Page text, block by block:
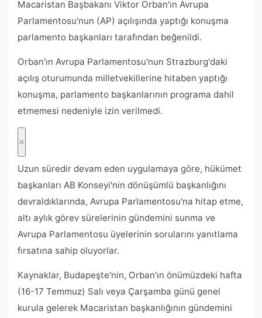
Macaristan Başbakanı Viktor Orban'ın Avrupa
Parlamentosu'nun (AP) açılışında yaptığı konuşma
parlamento başkanları tarafından beğenildi.
Orban'ın Avrupa Parlamentosu'nun Strazburg'daki
açılış oturumunda milletvekillerine hitaben yaptığı
konuşma, parlamento başkanlarının programa dahil
etmemesi nedeniyle izin verilmedi.
Uzun süredir devam eden uygulamaya göre, hükümet
başkanları AB Konseyi'nin dönüşümlü başkanlığını
devraldıklarında, Avrupa Parlamentosu'na hitap etme,
altı aylık görev sürelerinin gündemini sunma ve
Avrupa Parlamentosu üyelerinin sorularını yanıtlama
fırsatına sahip oluyorlar.
Kaynaklar, Budapeşte'nin, Orban'ın önümüzdeki hafta
(16-17 Temmuz) Salı veya Çarşamba günü genel
kurula gelerek Macaristan başkanlığının gündemini